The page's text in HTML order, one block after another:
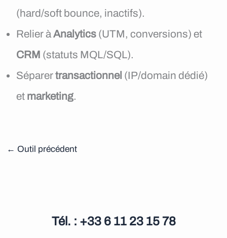
(hard/soft bounce, inactifs).
Relier àAnalytics (UTM, conversions) et
CRM (statuts MQL/SQL).
Séparertransactionnel (IP/domain dédié)
et marketing.
← Outil précédent
Tél. : +33 6 11 23 15 78